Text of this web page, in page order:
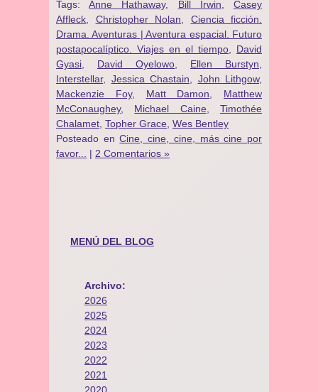
Tags:Anne Hathaway, Bill Irwin ,Casey
Affleck
Christopher Nolan
Ciencia ficción.
Drama. Aventuras | Aventura espacial. Futuro
postapocalíptico. Viajes en el tiempo
David
Gyasi
David Oyelowo Ellen Burstyn
Interstellar, Jessica Chastain John Lithgow,
Mackenzie Foy, Matt Damon
Matthew
McConaughey, Michael Caine,Timothée
Chalamet Topher Grace Wes Bentley
Posteado enCine, cine, cine, más cine por
favor...
| 2 Comentarios »
MENÚ DEL BLOG
Archivo:
2026
2025
2024
2023
2022
2021